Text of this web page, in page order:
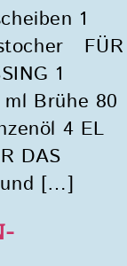
1
FÜR
1
Brühe 80
4 EL
DAS
[…]